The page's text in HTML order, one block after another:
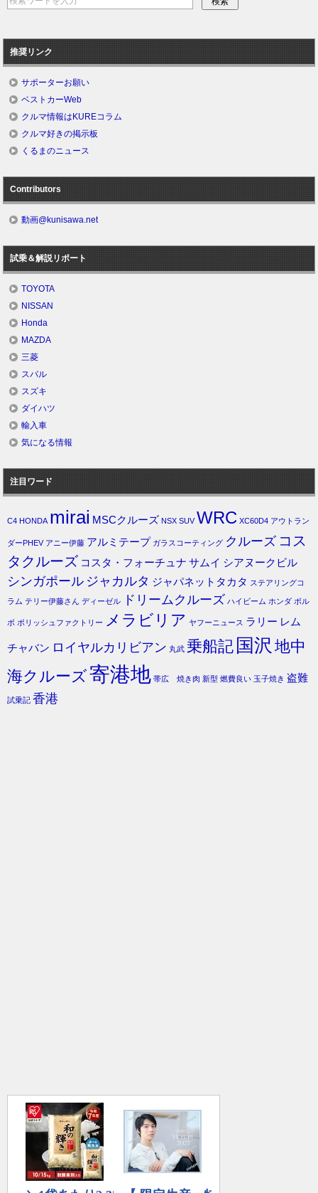
推奨リンク
サポーターお願い
ベストカーWeb
クルマ情報はKUREコラム
クルマ好きの掲示板
くるまのニュース
Contributors
動画@kunisawa.net
試乗＆解説リポート
TOYOTA
NISSAN
Honda
MAZDA
三菱
スバル
スズキ
ダイハツ
輸入車
気になる情報
注目ワード
C4 HONDA mirai MSCクルーズ NSX SUV WRC XC60D4 アウトラン
ダーPHEV アニー伊藤 アルミテープ ガラスコーティング クルーズ コス
タクルーズ コスタ・フォーチュナ サムイ シアヌークビル
シンガポール ジャカルタ ジャパネットタカタ ステアリングコ
ラム テリー伊藤さん ディーゼル ドリームクルーズ ハイビーム ホンダ ボル
ボ ポリッシュファクトリー メラビリア ヤフーニュース ラリー レム
チャバン ロイヤルカリビアン 丸武 乗船記 国沢 地中
海クルーズ寄港地 帯広 焼き肉 新型 燃費良い 玉子焼き 盗難
試乗記 香港